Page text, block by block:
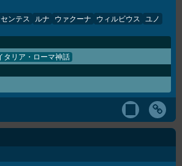
ンテス ルナ ウァクーナ ウィルビウス
ユノ
タリア・ローマ神話